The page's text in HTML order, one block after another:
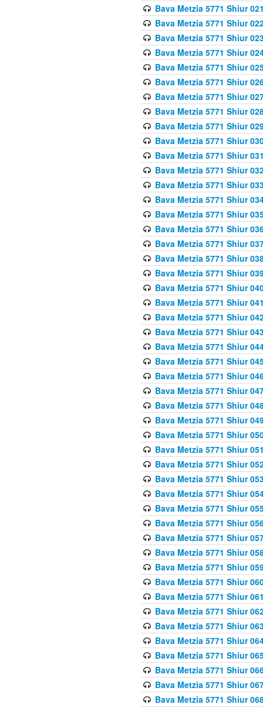
Bava Metzia 5771 Shiur
Bava Metzia 5771 Shiur
Bava Metzia 5771 Shiur
Bava Metzia 5771 Shiur
Bava Metzia 5771 Shiur
Bava Metzia 5771 Shiur
Bava Metzia 5771 Shiur
Bava Metzia 5771 Shiur
Bava Metzia 5771 Shiur
Bava Metzia 5771 Shiur
Bava Metzia 5771 Shiur
Bava Metzia 5771 Shiur
Bava Metzia 5771 Shiur
Bava Metzia 5771 Shiur
Bava Metzia 5771 Shiur
Bava Metzia 5771 Shiur
Bava Metzia 5771 Shiur
Bava Metzia 5771 Shiur
Bava Metzia 5771 Shiur
Bava Metzia 5771 Shiur
Bava Metzia 5771 Shiur
Bava Metzia 5771 Shiur
Bava Metzia 5771 Shiur
Bava Metzia 5771 Shiur
Bava Metzia 5771 Shiur
Bava Metzia 5771 Shiur
Bava Metzia 5771 Shiur
Bava Metzia 5771 Shiur
Bava Metzia 5771 Shiur
Bava Metzia 5771 Shiur
Bava Metzia 5771 Shiur
Bava Metzia 5771 Shiur
Bava Metzia 5771 Shiur
Bava Metzia 5771 Shiur
Bava Metzia 5771 Shiur
Bava Metzia 5771 Shiur
Bava Metzia 5771 Shiur
Bava Metzia 5771 Shiur
Bava Metzia 5771 Shiur
Bava Metzia 5771 Shiur
Bava Metzia 5771 Shiur
Bava Metzia 5771 Shiur
Bava Metzia 5771 Shiur
Bava Metzia 5771 Shiur
Bava Metzia 5771 Shiur
Bava Metzia 5771 Shiur
Bava Metzia 5771 Shiur
Bava Metzia 5771 Shiur